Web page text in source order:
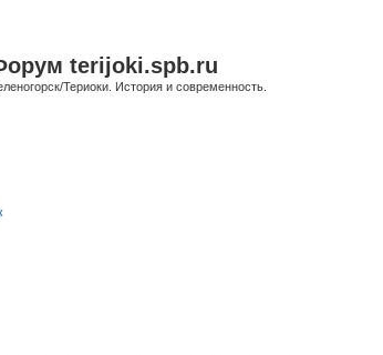
terijoki.spb.ru
Териоки. История и современность.